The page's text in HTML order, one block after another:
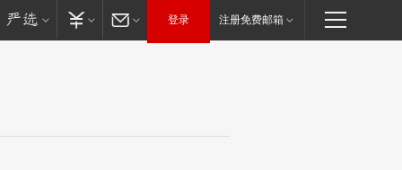
登录 注册免费邮箱